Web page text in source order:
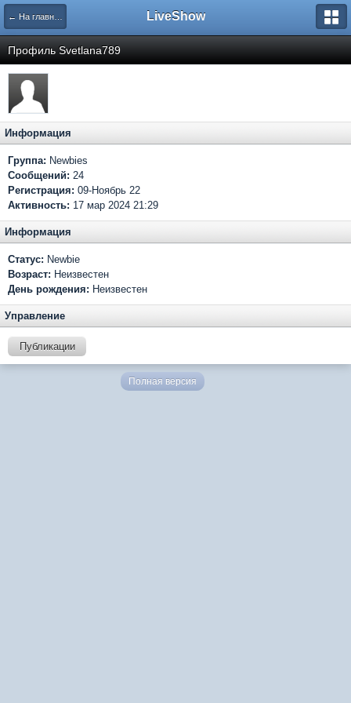
← На главную LiveShow
Профиль Svetlana789
Информация
Группа: Newbies
Сообщений: 24
Регистрация: 09-Ноябрь 22
Активность: 17 мар 2024 21:29
Информация
Статус: Newbie
Возраст: Неизвестен
День рождения: Неизвестен
Управление
Публикации
Полная версия